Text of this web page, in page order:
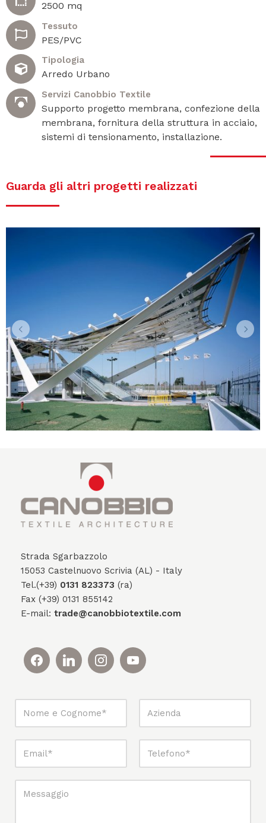
2500 mq
Tessuto
PES/PVC
Tipologia
Arredo Urbano
Servizi Canobbio Textile
Supporto progetto membrana, confezione della
membrana, fornitura della struttura in acciaio,
sistemi di tensionamento, installazione.
Guarda gli altri progetti realizzati
Strada Sgarbazzolo
15053 Castelnuovo Scrivia (AL) - Italy
Tel.(+39) 0131 823373 (ra)
Fax (+39) 0131 855142
E-mail: trade@canobbiotextile.com